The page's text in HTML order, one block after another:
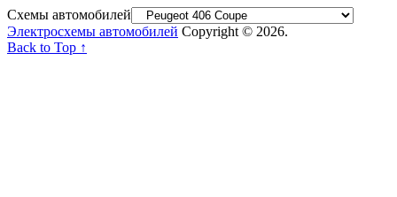
Схемы автомобилей
Электросхемы автомобилей Copyright © 2026.
Back to Top ↑